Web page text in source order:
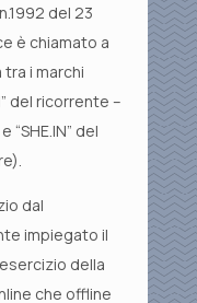
del 23
è chiamato a
i marchi
del ricorrente –
del
dal
impiegato il
della
che offline